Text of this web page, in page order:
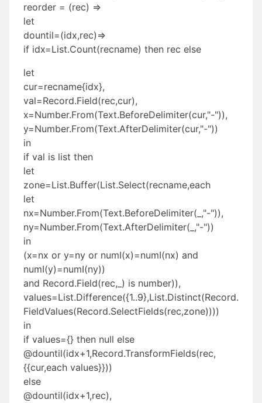
reorder = (rec) =>
let
dountil=(idx,rec)=>
if idx=List.Count(recname) then rec else
let
cur=recname{idx},
val=Record.Field(rec,cur),
x=Number.From(Text.BeforeDelimiter(cur,"-")),
y=Number.From(Text.AfterDelimiter(cur,"-"))
in
if val is list then
let
zone=List.Buffer(List.Select(recname,each
let
nx=Number.From(Text.BeforeDelimiter(_,"-")),
ny=Number.From(Text.AfterDelimiter(_,"-"))
in
(x=nx or y=ny or numI(x)=numI(nx) and
numI(y)=numI(ny))
and Record.Field(rec,_) is number)),
values=List.Difference({1..9},List.Distinct(Record.
FieldValues(Record.SelectFields(rec,zone))))
in
if values={} then null else
@dountil(idx+1,Record.TransformFields(rec,
{{cur,each values}}))
else
@dountil(idx+1,rec),